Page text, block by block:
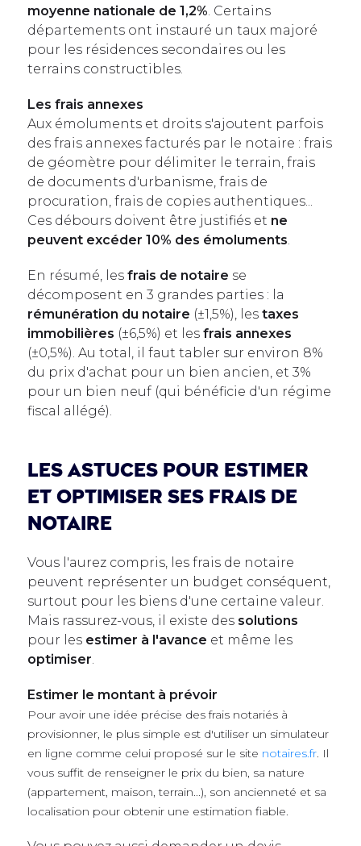
moyenne nationale de 1,2%. Certains
départements ont instauré un taux majoré
pour les résidences secondaires ou les
terrains constructibles.
Les frais annexes
Aux émoluments et droits s'ajoutent parfois
des frais annexes facturés par le notaire : frais
de géomètre pour délimiter le terrain, frais
de documents d'urbanisme, frais de
procuration, frais de copies authentiques...
Ces débours doivent être justifiés et ne
peuvent excéder 10% des émoluments.
En résumé, les frais de notaire se
décomposent en 3 grandes parties : la
rémunération du notaire (±1,5%), les taxes
immobilières (±6,5%) et les frais annexes
(±0,5%). Au total, il faut tabler sur environ 8%
du prix d'achat pour un bien ancien, et 3%
pour un bien neuf (qui bénéficie d'un régime
fiscal allégé).
Les astuces pour estimer
et optimiser ses frais de
notaire
Vous l'aurez compris, les frais de notaire
peuvent représenter un budget conséquent,
surtout pour les biens d'une certaine valeur.
Mais rassurez-vous, il existe des solutions
pour les estimer à l'avance et même les
optimiser.
Estimer le montant à prévoir
Pour avoir une idée précise des frais notariés à
provisionner, le plus simple est d'utiliser un simulateur
en ligne comme celui proposé sur le site notaires.fr. Il
vous suffit de renseigner le prix du bien, sa nature
(appartement, maison, terrain...), son ancienneté et sa
localisation pour obtenir une estimation fiable.